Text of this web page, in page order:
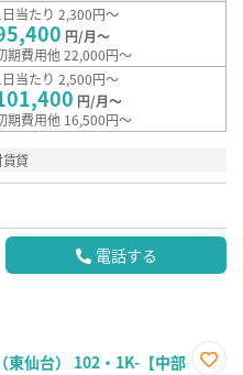
日当たり 2,300円～
円/月～
期費用他 22,000円～
日当たり 2,500円～
円/月～
期費用他 16,500円～
賃貸
電話する
東仙台） 102・1K-【中部